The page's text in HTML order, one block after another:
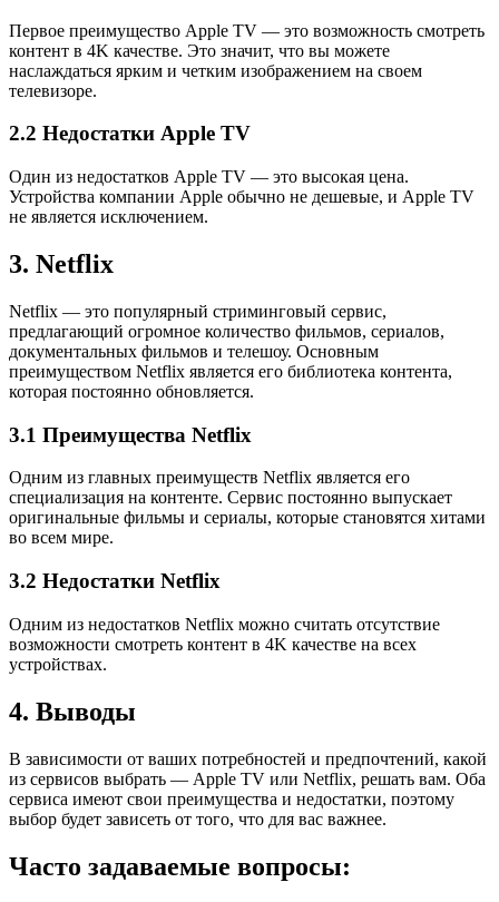
Первое преимущество Apple TV — это возможность смотреть
контент в 4K качестве. Это значит, что вы можете
наслаждаться ярким и четким изображением на своем
телевизоре.
2.2 Недостатки Apple TV
Один из недостатков Apple TV — это высокая цена.
Устройства компании Apple обычно не дешевые, и Apple TV
не является исключением.
3. Netflix
Netflix — это популярный стриминговый сервис,
предлагающий огромное количество фильмов, сериалов,
документальных фильмов и телешоу. Основным
преимуществом Netflix является его библиотека контента,
которая постоянно обновляется.
3.1 Преимущества Netflix
Одним из главных преимуществ Netflix является его
специализация на контенте. Сервис постоянно выпускает
оригинальные фильмы и сериалы, которые становятся хитами
во всем мире.
3.2 Недостатки Netflix
Одним из недостатков Netflix можно считать отсутствие
возможности смотреть контент в 4K качестве на всех
устройствах.
4. Выводы
В зависимости от ваших потребностей и предпочтений, какой
из сервисов выбрать — Apple TV или Netflix, решать вам. Оба
сервиса имеют свои преимущества и недостатки, поэтому
выбор будет зависеть от того, что для вас важнее.
Часто задаваемые вопросы: